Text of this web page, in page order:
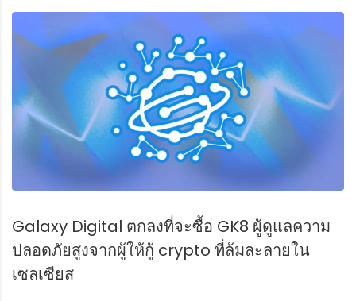
Galaxy Digital ตกลงที่จะซื้อ GK8 ผู้ดูแลความ
ปลอดภัยสูงจากผู้ให้กู้ crypto ที่ล้มละลายใน
เซลเซียส